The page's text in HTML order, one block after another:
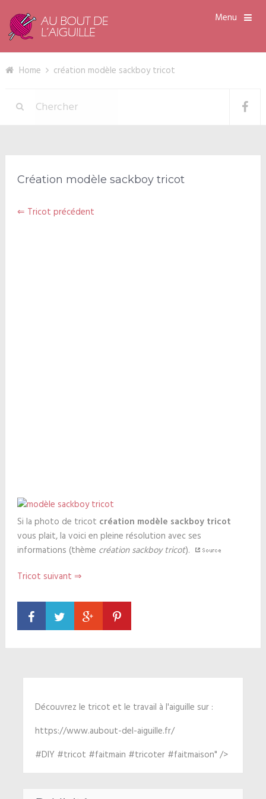
Menu
Home création modèle sackboy tricot
Création modèle sackboy tricot
⇐ Tricot précédent
Si la photo de tricot création modèle sackboy tricot
vous plait, la voici en pleine résolution avec ses
informations (thème création sackboy tricot).
Tricot suivant ⇒
Découvrez le tricot et le travail à l'aiguille sur :
https://www.aubout-del-aiguille.fr/
#DIY #tricot #faitmain #tricoter #faitmaison" />